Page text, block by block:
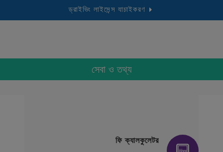
ড্রাইভিং লাইসেন্স যাচাইকরণ
সেবা ও তথ্য
ফি ক্যালকুলেটর